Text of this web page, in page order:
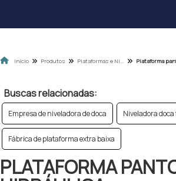
Início Produtos Plataformas e Niveladoras
Buscas relacionadas:
Empresa de niveladora de doca Niveladora
Fábrica de plataforma extra baixa
PLATAFORMA